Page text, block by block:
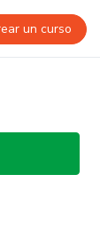
un curso